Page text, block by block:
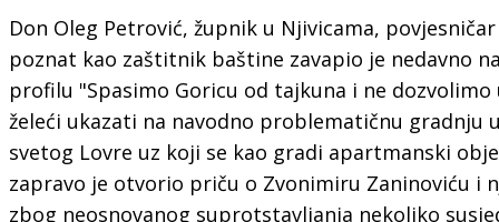
Don Oleg Petrović, župnik u Njivicama,
poznat kao zaštitnik baštine zavapio je nedavno
profilu "Spasimo Goricu od tajkuna i ne dozvolimo
želeći ukazati na navodno problematičnu gradnju
svetog Lovre uz koji se kao gradi apartmanski
zapravo je otvorio priču o Zvonimiru Zaninoviću i
zbog neosnovanog suprotstavljanja nekoliko